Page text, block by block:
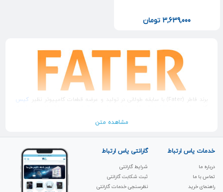
3,639,000 تومان
برند فاطر (Fater) با سابقه طولانی در تولید و عرضه قطعات کامپیوتر نظیر
کیس
کند. از مهم ترین چشم انداز های این برند بهبود و سهولت تجربه کاربران و مشتریان
مشاهده متن
خدمات یاس ارتباط
درباره ما
تماس با ما
راهنمای خرید
گارانتی یاس ارتباط
شرایط گارانتی
ثبت شکابت‌ گارانتی
نظرسنجی خدمات گارانتی